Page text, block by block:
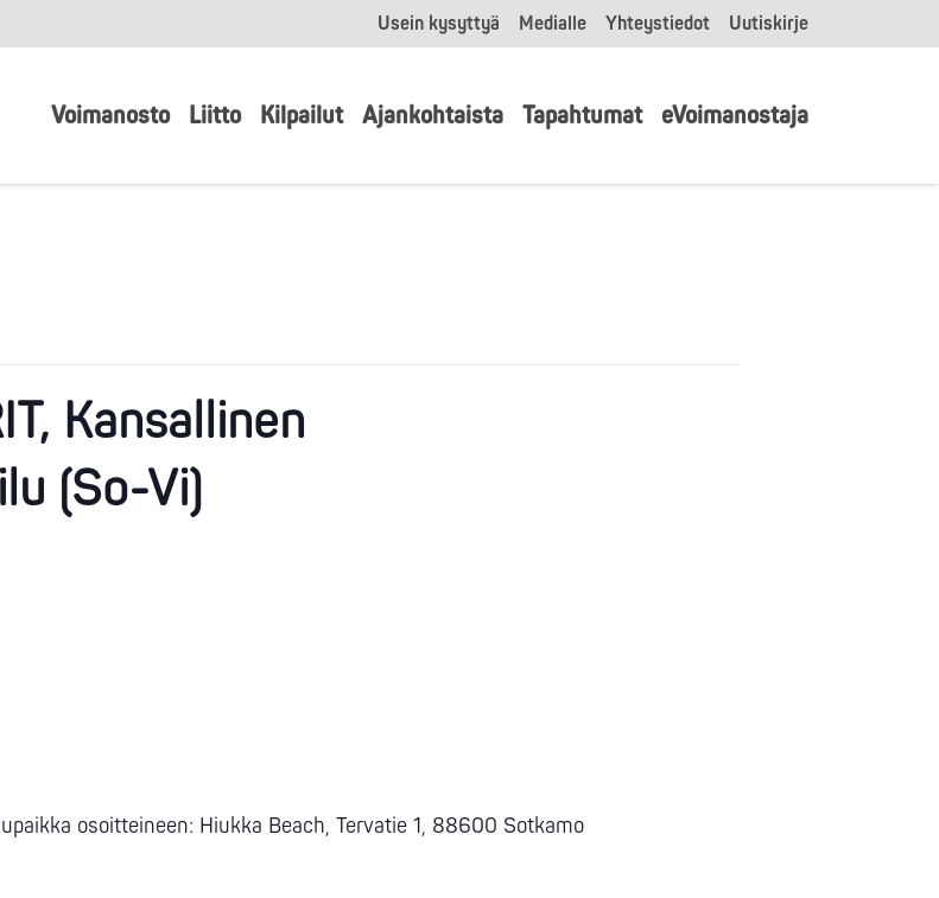
Usein kysyttyä Medialle Yhteystiedot Uutiskirje
Voimanosto Liitto Kilpailut Ajankohtaista Tapahtumat eVoimanostaja
Kansallinen
(So-Vi)
osoitteineen: Hiukka Beach, Tervatie 1, 88600 Sotkamo